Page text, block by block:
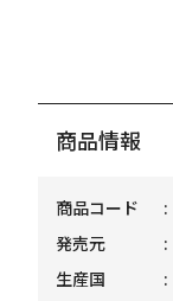
商品情報
商品コード
発売元
生産国